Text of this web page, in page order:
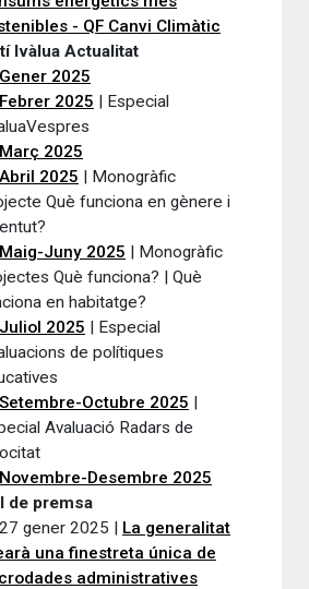
- QF Canvi Climàtic
Ivàlua Actualitat
Gener 2025
Febrer 2025 | Especial
Març 2025
Abril 2025 | Monogràfic
Què funciona en gènere i
Maig-Juny 2025 | Monogràfic
Què funciona? | Què
en habitatge?
Juliol 2025 | Especial
de polítiques
Setembre-Octubre 2025 |
Avaluació Radars de
Novembre-Desembre 2025
de premsa
27 gener 2025 | La generalitat
una finestreta única de
administratives